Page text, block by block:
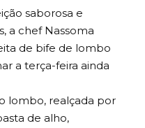
saborosa e
a chef Nassoma
de bife de lombo
a terça-feira ainda
lombo, realçada por
de alho,